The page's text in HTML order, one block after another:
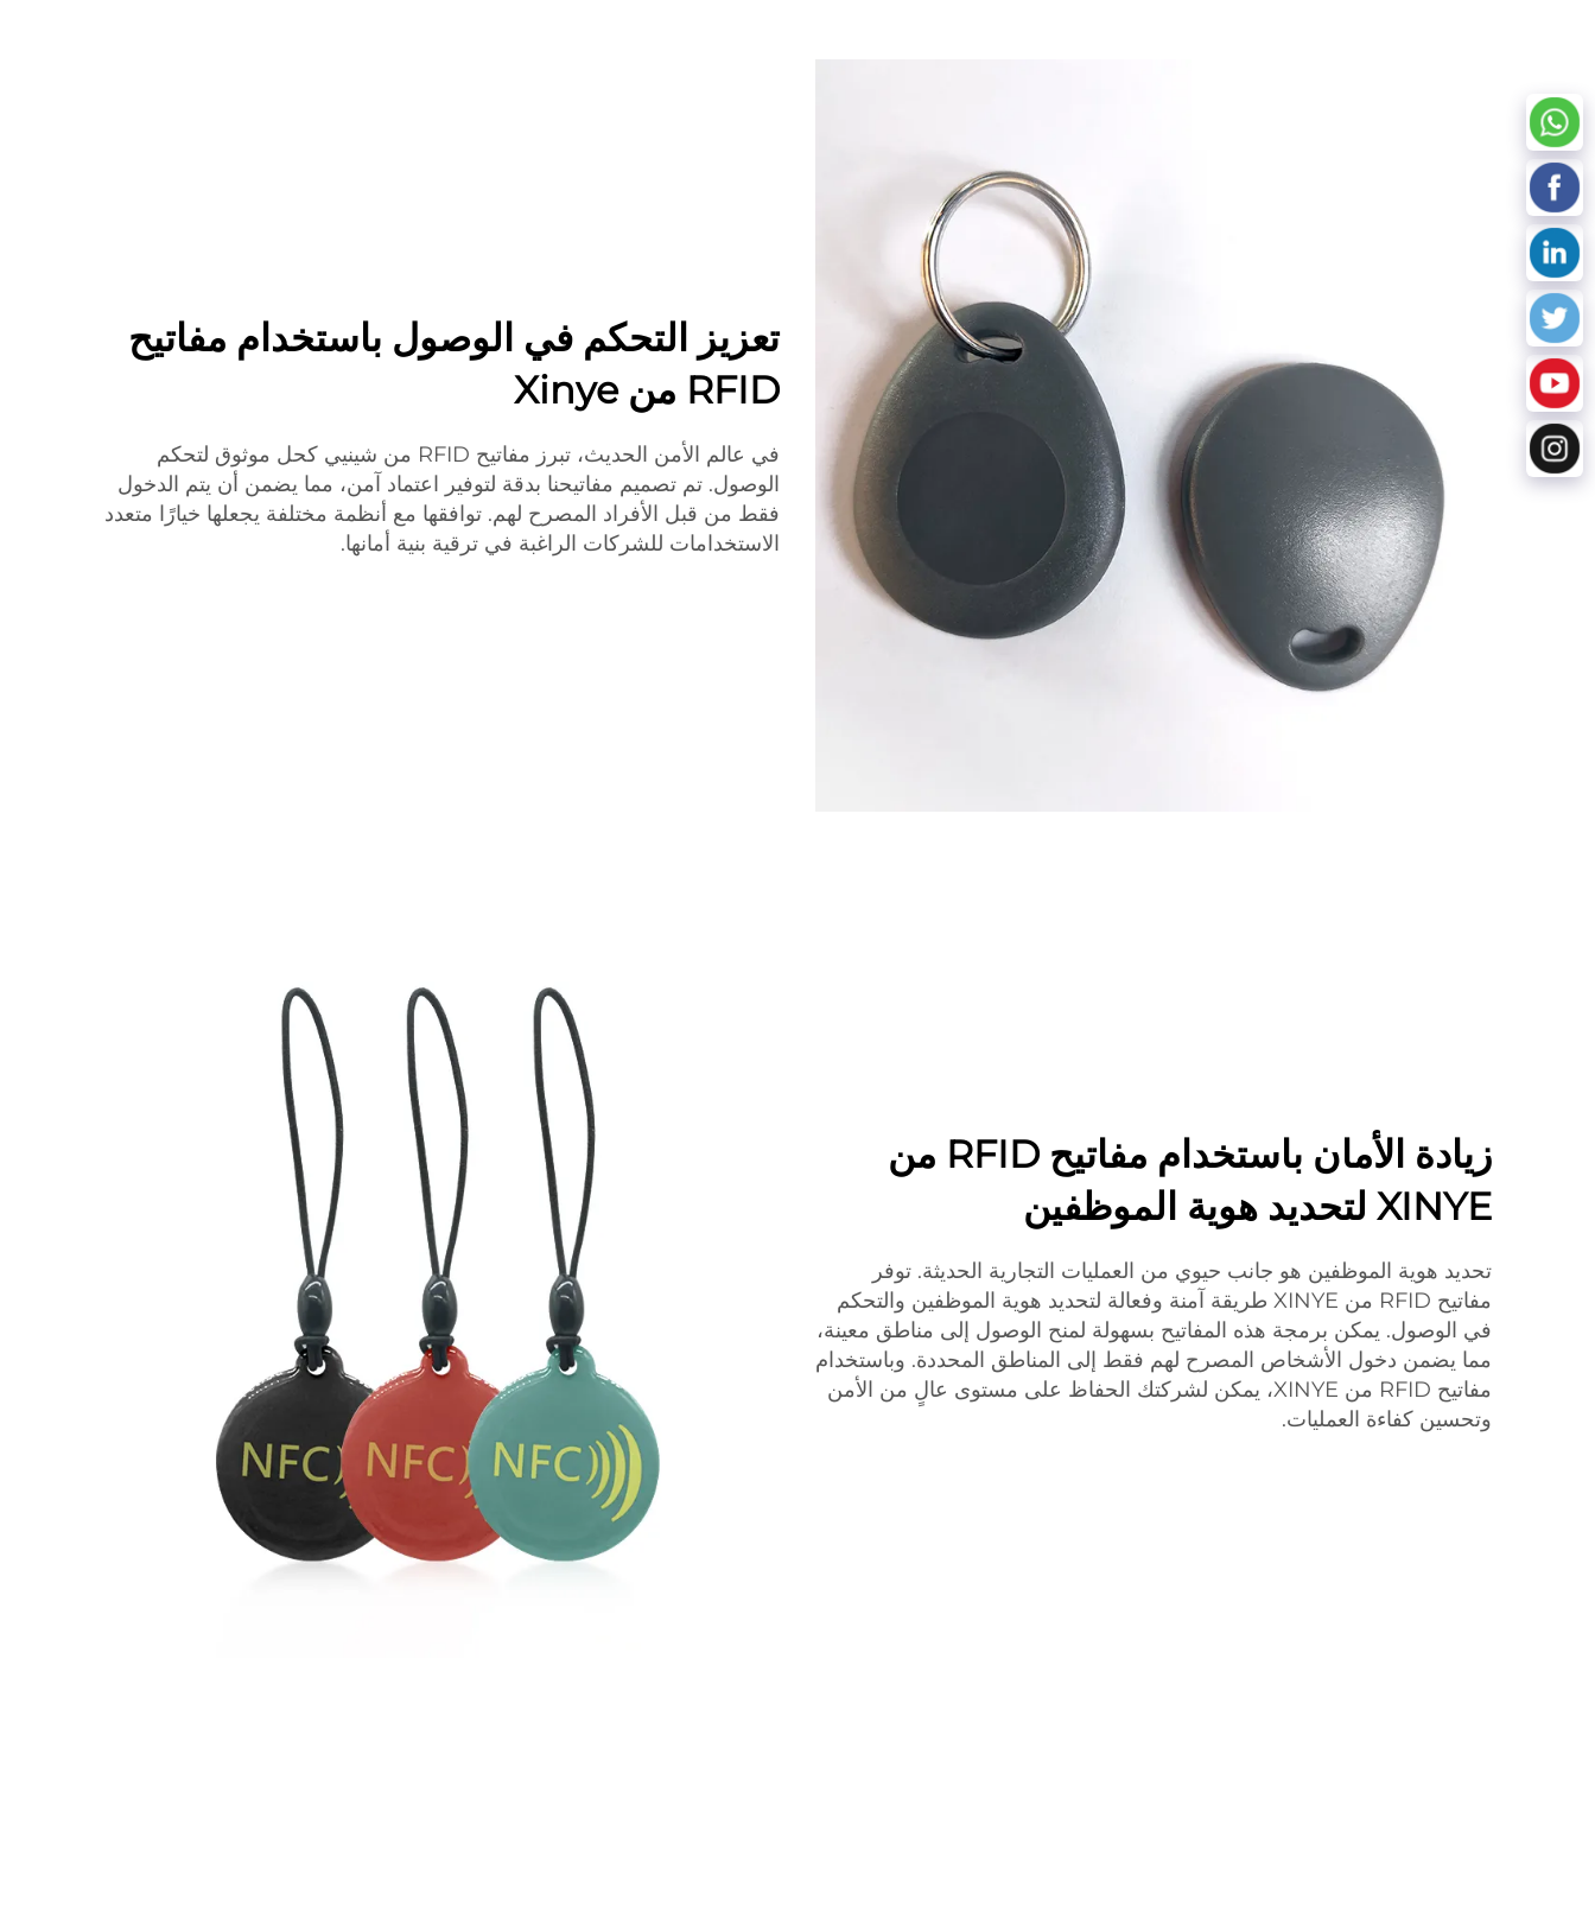
تعزيز التحكم في الوصول باستخدام مفاتيح
RFID من Xinye
في عالم الأمن الحديث، تبرز مفاتيح RFID من شينيي كحل موثوق لتحكم
الوصول. تم تصميم مفاتيحنا بدقة لتوفير اعتماد آمن، مما يضمن أن يتم الدخول
فقط من قبل الأفراد المصرح لهم. توافقها مع أنظمة مختلفة يجعلها خيارًا متعدد
الاستخدامات للشركات الراغبة في ترقية بنية أمانها.
زيادة الأمان باستخدام مفاتيح RFID من
XINYE لتحديد هوية الموظفين
تحديد هوية الموظفين هو جانب حيوي من العمليات التجارية الحديثة. توفر
مفاتيح RFID من XINYE طريقة آمنة وفعالة لتحديد هوية الموظفين والتحكم
في الوصول. يمكن برمجة هذه المفاتيح بسهولة لمنح الوصول إلى مناطق معينة،
مما يضمن دخول الأشخاص المصرح لهم فقط إلى المناطق المحددة. وباستخدام
مفاتيح RFID من XINYE، يمكن لشركتك الحفاظ على مستوى عالٍ من الأمن
وتحسين كفاءة العمليات.